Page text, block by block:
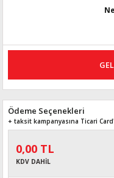
Ödeme Seçenekleri
+ taksit kampanyasına Ticari
0,00 TL
KDV DAHİL